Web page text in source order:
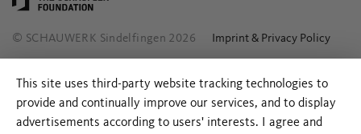
© SCHAUWERK Sindelfingen 2026 Imprint & Privacy Policy
This site uses third-party website tracking technologies to
provide and continually improve our services, and to display
advertisements according to users' interests. I agree and